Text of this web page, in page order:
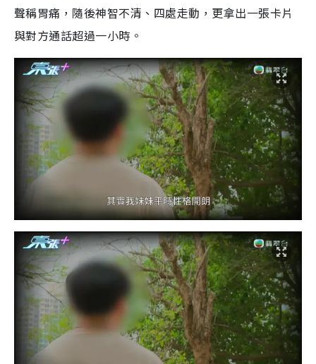
聲稱胃痛，隨後神智不清、四處走動，更拿出一張卡片
與對方通話超過一小時。